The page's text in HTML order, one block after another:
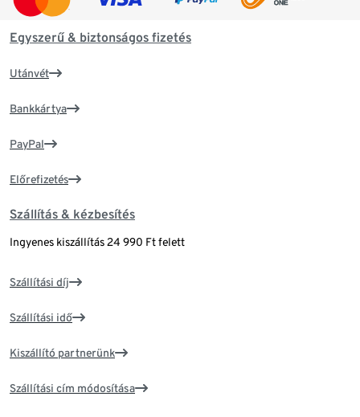
Egyszerű & biztonságos fizetés
Utánvét
Bankkártya
PayPal
Előrefizetés
Szállítás & kézbesítés
Ingyenes kiszállítás 24 990 Ft felett
Szállítási díj
Szállítási idő
Kiszállító partnerünk
Szállítási cím módosítása